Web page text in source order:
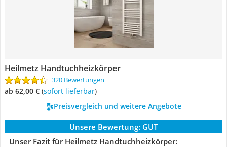
Heilmetz Handtuchheizkörper
320 Bewertungen
ab 62,00 € ( Sofort lieferbar)
Preisvergleich und weitere Angebote
Unsere Bewertung: GUT
Unser Fazit für Heilmetz Handtuchheizkörper: